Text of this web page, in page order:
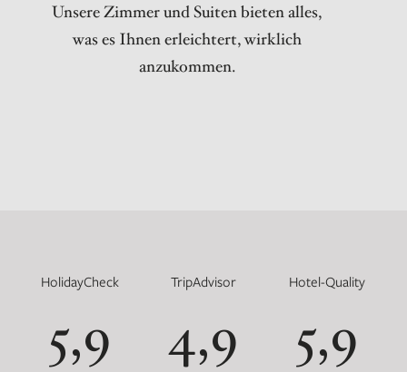
Unsere Zimmer und Suiten bieten alles,
was es Ihnen erleichtert, wirklich
anzukommen.
HolidayCheck
5,9
TripAdvisor
4,9
Hotel-Quality
5,9